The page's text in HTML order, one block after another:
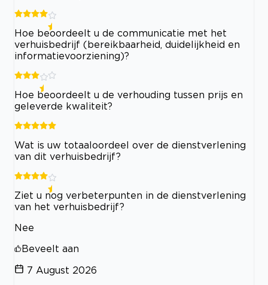
Hoe beoordeelt u de communicatie met het
verhuisbedrijf (bereikbaarheid, duidelijkheid en
informatievoorziening)?
Hoe beoordeelt u de verhouding tussen prijs en
geleverde kwaliteit?
Wat is uw totaaloordeel over de dienstverlening
van dit verhuisbedrijf?
Ziet u nog verbeterpunten in de dienstverlening
van het verhuisbedrijf?
Nee
Beveelt aan
7 August 2026